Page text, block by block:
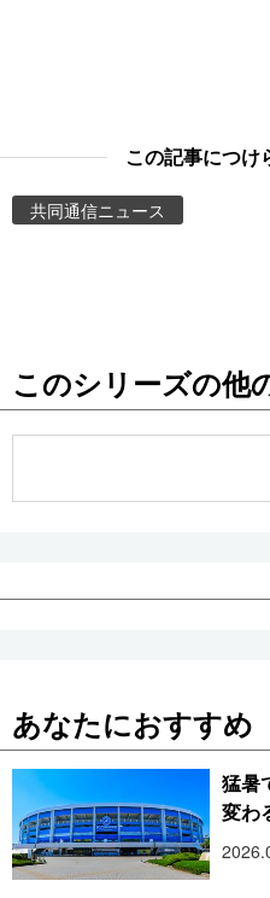
Images
お知らせ
この記事につけ
共同通信ニュース
このシリーズの他
あなたにおすすめ
猛暑
変わ